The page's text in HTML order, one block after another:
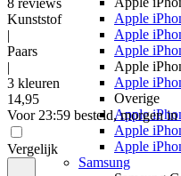
Apple
Apple
Apple
Apple
Apple
Overige
Apple
Apple
Apple
Samsung
8 reviews
Kunststof
|
Paars
|
3 kleuren
14,95
Voor 23:59 besteld, morgen in
Vergelijk